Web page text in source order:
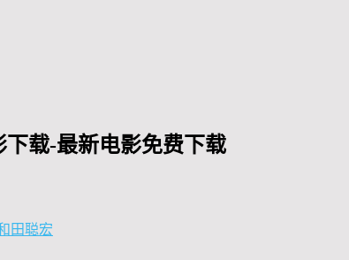
载-最新电影免费下载
田聪宏